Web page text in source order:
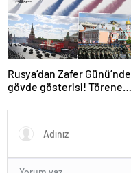
Rusya’dan Zafer Günü’nde
gövde gösterisi! Törene